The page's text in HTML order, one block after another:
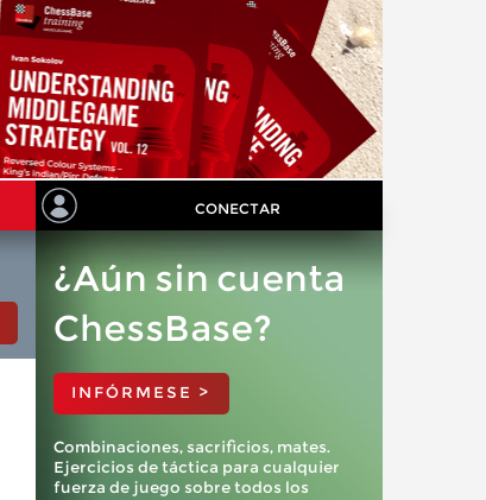
CONECTAR
¿Aún sin cuenta
ChessBase?
INFÓRMESE >
Combinaciones, sacrificios, mates.
Ejercicios de táctica para cualquier
fuerza de juego sobre todos los